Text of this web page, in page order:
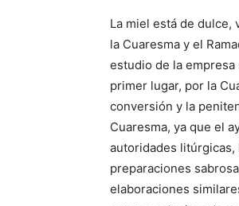
La miel está de dulce,
la Cuaresma y el
estudio de la
primer lugar, por la
conversión y la
Cuaresma, ya que el
autoridades litúrgicas,
preparaciones
elaboraciones